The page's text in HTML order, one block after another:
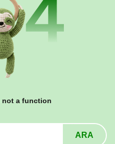
not a function
ARA